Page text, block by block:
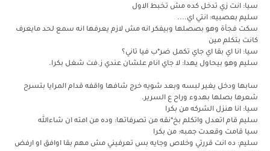
سيا: انت زي تدخل كده مش تخبط الاول
سليم بعصبيه: انتي اي....
سكت فجأة وهو بصصلها وبيفكر انه مش لازم يعرفها انه سمع لحد مايعرف
كانت بتكلم مين
سيا: انا اي بقا اي جاي تكمل ضر*ب فيا تاني؟
سليم وهو بيحاول يهدا: لا جاي انام علشان عندي ز.فت شغل بكرا.
سابها ودخل يغير لبسه وبعد شويه خرج شافها واقفه قدام المرايا بتسرح
شعرها بصلها بهدوء وراح ع السرير.
سيا: انا هنزل الشركه من بكرا
سليم قام اتعدل واتكلم بخ*نقه من تصرفاتها: وده من امته ان شاءالله
سيا قامت وقعدت جمبه: من بكرا
سليم: ده انت قررتي وخلاص وجايه بس تعرفيني مش مهم بقا اوافق او ارفض